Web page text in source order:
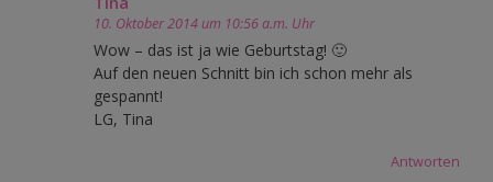
10. Oktober 2014 um 10:56 a.m. Uhr
Wow – das ist ja wie Geburtstag! 🙂
Auf den neuen Schnitt bin ich schon mehr als
gespannt!
LG, Tina
Antworten